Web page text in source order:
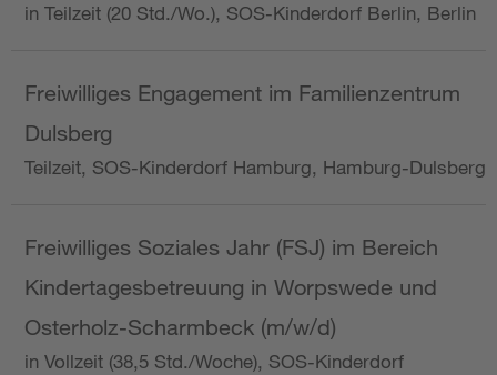
in Teilzeit (20 Std./Wo.), SOS-Kinderdorf Berlin, Berlin
Freiwilliges Engagement im Familienzentrum
Dulsberg
Teilzeit, SOS-Kinderdorf Hamburg, Hamburg-Dulsberg
Freiwilliges Soziales Jahr (FSJ) im Bereich
Kindertagesbetreuung in Worpswede und
Osterholz-Scharmbeck (m/w/d)
in Vollzeit (38,5 Std./Woche), SOS-Kinderdorf